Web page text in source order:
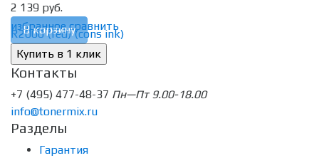
избранное сравнить
2 139 руб.
В корзину
Контакты
+7 (495) 477-48-37 Пн—Пт 9.00-18.00
info@tonermix.ru
Разделы
Гарантия